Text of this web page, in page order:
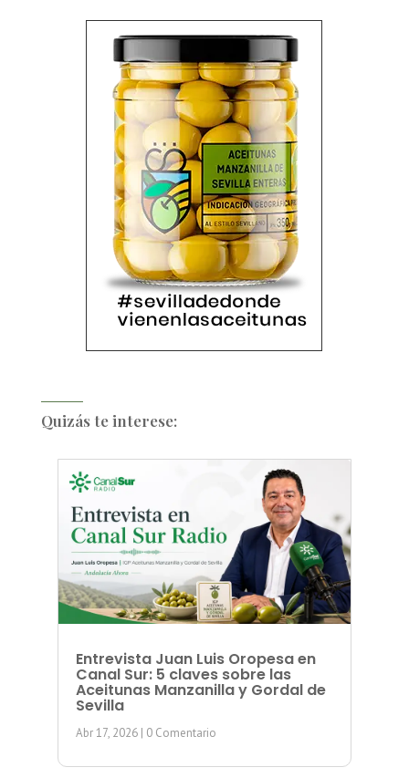
Quizás te interese:
Entrevista Juan Luis Oropesa en
Canal Sur: 5 claves sobre las
Aceitunas Manzanilla y Gordal de
Sevilla
Abr 17, 2026| 0 Comentario